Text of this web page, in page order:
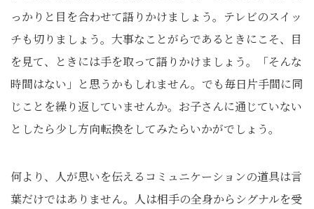
っかりと目を合わせて語りかけましょう。テレビのスイッ
チも切りましょう。大事なことがらであるときにこそ、目
を見て、ときには手を取って語りかけましょう。「そんな
時間はない」と思うかもしれません。でも毎日片手間に同
じことを繰り返していませんか。お子さんに通じていない
としたら少し方向転換をしてみたらいかがでしょう。
何より、人が思いを伝えるコミュニケーションの道具は言
葉だけではありません。人は相手の全身からシグナルを受